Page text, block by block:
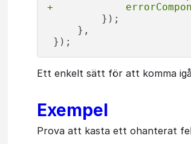
+
         });
     },
Ett enkelt sätt för att komma
Exempel
Prova att kasta ett ohanterat